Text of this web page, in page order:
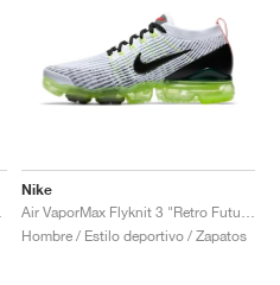
Nike
Hombre / Estilo deportivo / Zapatos